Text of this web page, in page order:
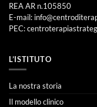
REA AR n.105850
E-mail:
PEC:
L’ISTITUTO
La nostra storia
Il modello clinico